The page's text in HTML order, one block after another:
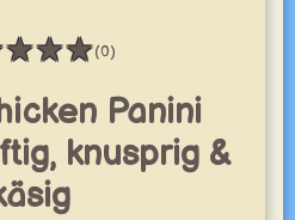
★★★0 / 5
(0)
Panini
knusprig &